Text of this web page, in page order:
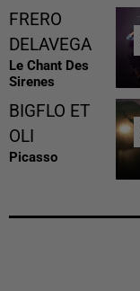
FRERO
DELAVEGA
Le Chant Des
Sirenes
BIGFLO ET
OLI
Picasso